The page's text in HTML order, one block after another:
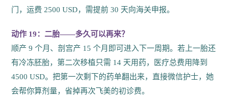
门，运费 2500 USD，需提前 30 天向海关申报。
动作 19：二胎——多久可以再来？
顺产 9 个月、剖宫产 15 个月即可进入下一周期。若上一胎还
有冷冻胚胎，第二次移植只需 14 天用药，医疗总费用降到
4500 USD。把第一次剩下的药单翻出来，直接微信护士，她
会帮你算剂量，省掉再次飞美的初诊费。